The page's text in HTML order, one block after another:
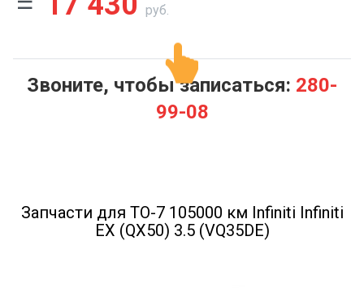
руб.
Звоните, чтобы записаться: 280-
99-08
Запчасти для ТО-7 105000 км Infiniti Infiniti
EX (QX50) 3.5 (VQ35DE)